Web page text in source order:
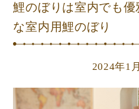
鯉のぼりは室内でも
な室内用鯉のぼり
2024年1